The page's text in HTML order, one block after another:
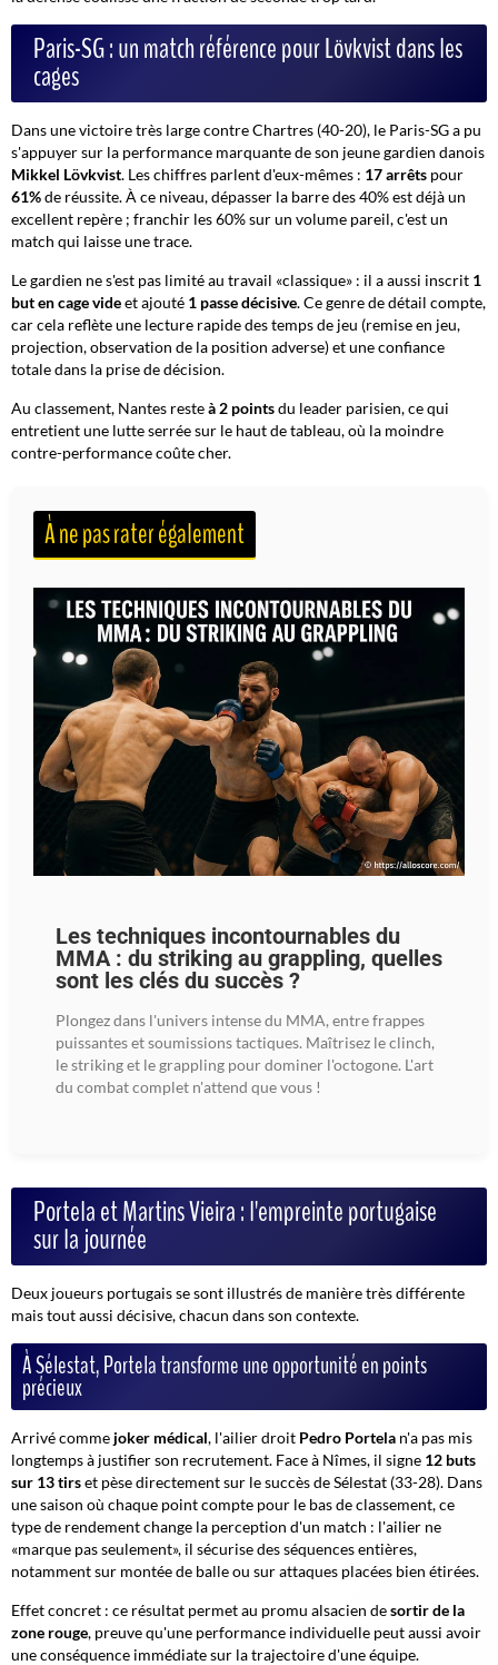
Paris-SG : un match référence pour Lövkvist dans les
cages
Dans une victoire très large contre Chartres (40-20), le Paris-SG a pu
s'appuyer sur la performance marquante de son jeune gardien danois
Mikkel Lövkvist. Les chiffres parlent d'eux-mêmes : 17 arrêts pour
61%de réussite. À ce niveau, dépasser la barre des 40% est déjà un
excellent repère ; franchir les 60% sur un volume pareil, c'est un
match qui laisse une trace.
Le gardien ne s'est pas limité au travail «classique» : il a aussi inscrit 1
but en cage videet ajouté 1 passe décisive. Ce genre de détail compte,
car cela reflète une lecture rapide des temps de jeu (remise en jeu,
projection, observation de la position adverse) et une confiance
totale dans la prise de décision.
Au classement, Nantes resteà 2 pointsdu leader parisien, ce qui
entretient une lutte serrée sur le haut de tableau, où la moindre
contre-performance coûte cher.
À ne pas rater également
Les techniques incontournables du
MMA : du striking au grappling, quelles
sont les clés du succès ?
Plongez dans l'univers intense du MMA, entre frappes
puissantes et soumissions tactiques. Maîtrisez le clinch,
le striking et le grappling pour dominer l'octogone. L'art
du combat complet n'attend que vous !
Portela et Martins Vieira : l'empreinte portugaise
sur la journée
Deux joueurs portugais se sont illustrés de manière très différente
mais tout aussi décisive, chacun dans son contexte.
À Sélestat, Portela transforme une opportunité en points
précieux
Arrivé comme joker médical, l'ailier droit Pedro Portela n'a pas mis
longtemps à justifier son recrutement. Face à Nîmes, il signe 12 buts
sur 13 tirset pèse directement sur le succès de Sélestat (33-28). Dans
une saison où chaque point compte pour le bas de classement, ce
type de rendement change la perception d'un match : l'ailier ne
«marque pas seulement», il sécurise des séquences entières,
notamment sur montée de balle ou sur attaques placées bien étirées.
Effet concret : ce résultat permet au promu alsacien desortir de la
zone rouge, preuve qu'une performance individuelle peut aussi avoir
une conséquence immédiate sur la trajectoire d'une équipe.